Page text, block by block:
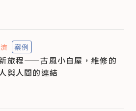
案例
旅程——古風小白屋，維修的
與人間的連結